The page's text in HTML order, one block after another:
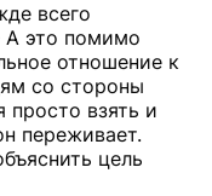
всего
А это помимо
отношение к
со стороны
просто взять и
переживает.
цель